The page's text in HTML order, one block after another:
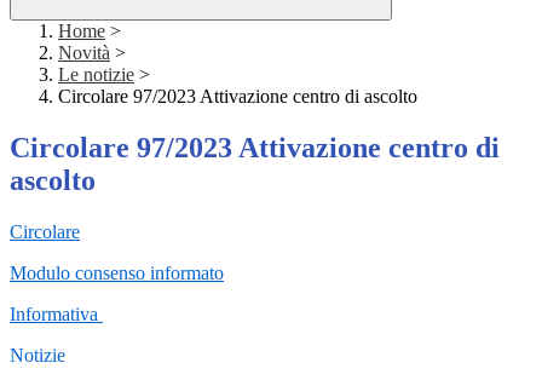
Home >
Novità >
Le notizie >
Circolare 97/2023 Attivazione centro di ascolto
Circolare 97/2023 Attivazione centro di
ascolto
Circolare
Modulo consenso informato
Informativa
Notizie